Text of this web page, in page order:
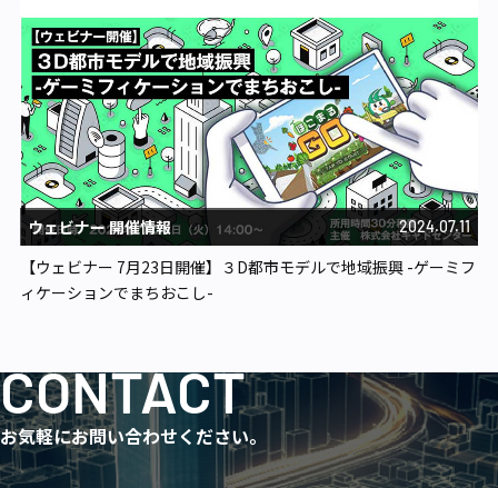
ウェビナー 開催情報 2024.07.11
【ウェビナー 7月23日開催】３D都市モデルで地域振興 -ゲーミフ
ィケーションでまちおこし-
CONTACT
お気軽にお問い合わせください。